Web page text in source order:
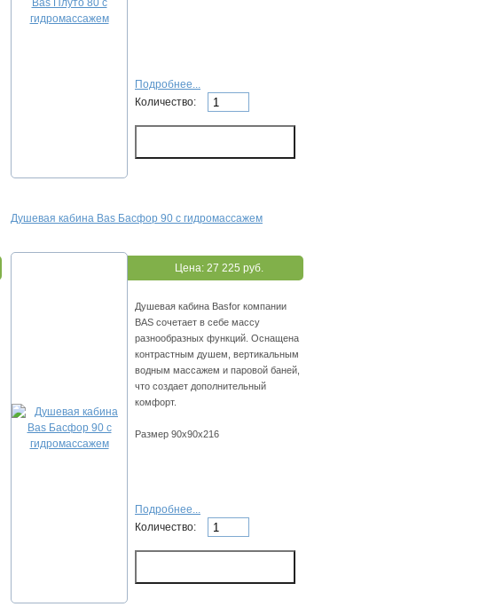
Подробнее...
Количество:
Душевая кабина Bas Басфор 90 с гидромассажем
Цена: 27 225 руб.
Душевая кабина Basfor компании
BAS сочетает в себе массу
разнообразных функций. Оснащена
контрастным душем, вертикальным
водным массажем и паровой баней,
что создает дополнительный
комфорт.
Размер 90х90х216
Подробнее...
Количество: